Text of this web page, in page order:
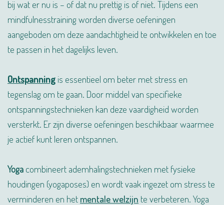
bij wat er nu is – of dat nu prettig is of niet. Tijdens een
mindfulnesstraining worden diverse oefeningen
aangeboden om deze aandachtigheid te ontwikkelen en toe
te passen in het dagelijks leven.
Ontspanning is essentieel om beter met stress en
tegenslag om te gaan. Door middel van specifieke
ontspanningstechnieken kan deze vaardigheid worden
versterkt. Er zijn diverse oefeningen beschikbaar waarmee
je actief kunt leren ontspannen.
Yoga combineert ademhalingstechnieken met fysieke
houdingen (yogaposes) en wordt vaak ingezet om stress te
verminderen en het mentale welzijn te verbeteren. Yoga